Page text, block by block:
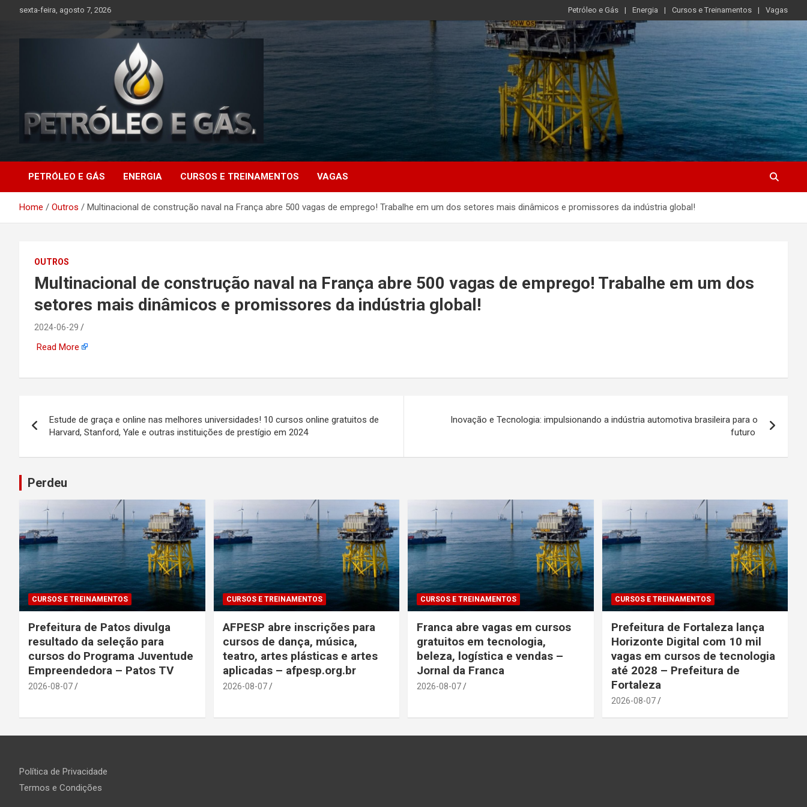
sexta-feira, agosto 7, 2026 Petróleo e Gás Energia Cursos e Treinamentos Vagas
Petróleo e Gás |
Últimas notícias
relacionadas a
petróleo, gás, vagas de
emprego, energia, setor
offshore, economia,
tecnologia, indústria
automotiva, mineração,
indústria naval, etc
PETRÓLEO E GÁS ENERGIA CURSOS E TREINAMENTOS VAGAS
Home Outros Multinacional de construção naval na França abre 500 vagas de emprego! Trabalhe em um dos setores mais dinâmicos e promissores da indústria global!
OUTROS
Multinacional de construção naval na França abre 500 vagas de emprego! Trabalhe em um dos
setores mais dinâmicos e promissores da indústria global!
2024-06-29
Read More
de
Post
Estude de graça e online nas melhores universidades! 10 cursos online gratuitos de
Harvard, Stanford, Yale e outras instituições de prestígio em 2024
Inovação e Tecnologia: impulsionando a indústria automotiva brasileira para o
futuro
Perdeu
CURSOS E TREINAMENTOS
Prefeitura de Patos divulga
resultado da seleção para
cursos do Programa Juventude
Empreendedora – Patos TV
2026-08-07
CURSOS E TREINAMENTOS
AFPESP abre inscrições para
cursos de dança, música,
teatro, artes plásticas e artes
aplicadas – afpesp.org.br
2026-08-07
CURSOS E TREINAMENTOS
Franca abre vagas em cursos
gratuitos em tecnologia,
beleza, logística e vendas –
Jornal da Franca
2026-08-07
CURSOS E TREINAMENTOS
Prefeitura de Fortaleza lança
Horizonte Digital com 10 mil
vagas em cursos de tecnologia
até 2028 – Prefeitura de
Fortaleza
2026-08-07
Política de Privacidade
Termos e Condições